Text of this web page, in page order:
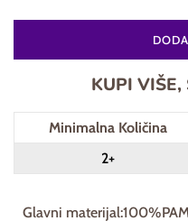
KUPI VIŠE,
Minimalna Količina
2+
Glavni